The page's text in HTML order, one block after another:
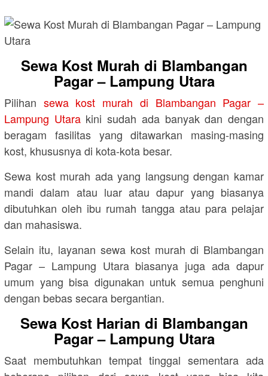
Sewa Kost Murah di Blambangan
Pagar – Lampung Utara
Pilihan sewa kost murah di Blambangan Pagar –
Lampung Utarakini sudah ada banyak dan dengan
beragam fasilitas yang ditawarkan masing-masing
kost, khususnya di kota-kota besar.
Sewa kost murah ada yang langsung dengan kamar
mandi dalam atau luar atau dapur yang biasanya
dibutuhkan oleh ibu rumah tangga atau para pelajar
dan mahasiswa.
Selain itu, layanan sewa kost murah di Blambangan
Pagar – Lampung Utara biasanya juga ada dapur
umum yang bisa digunakan untuk semua penghuni
dengan bebas secara bergantian.
Sewa Kost Harian di Blambangan
Pagar – Lampung Utara
Saat membutuhkan tempat tinggal sementara ada